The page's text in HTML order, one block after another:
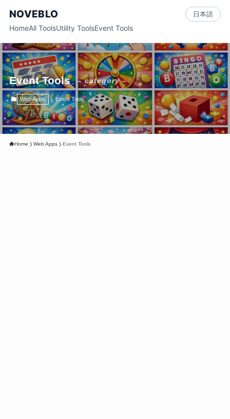
NOVEBLO
HomeAll ToolsUtility ToolsEvent Tools
日本語
Event Tools – category –
Web Apps Event Tools
Home Web Apps Event Tools